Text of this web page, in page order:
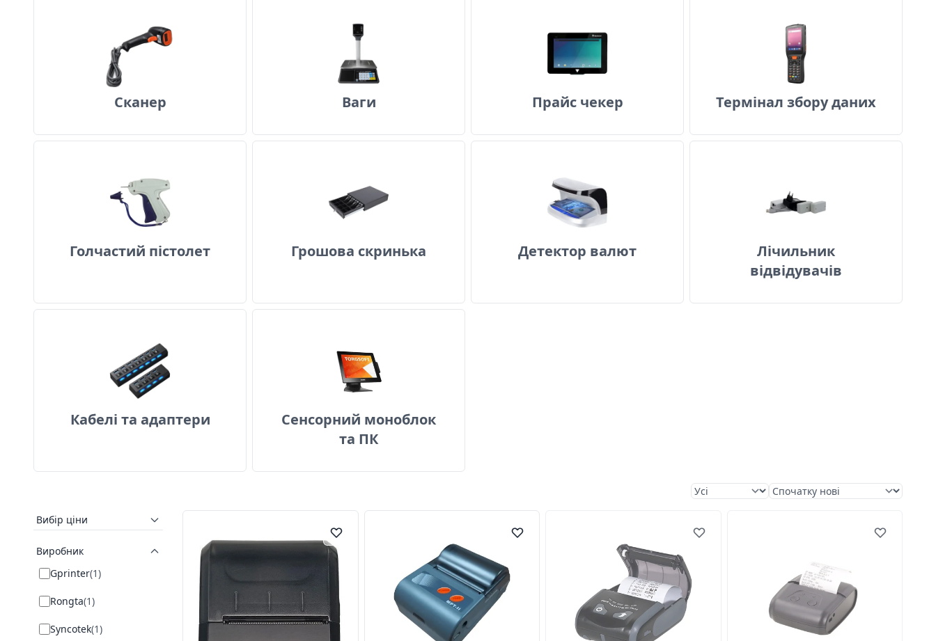
Сканер Ваги Прайс чекер Термінал збору даних
Голчастий пістолет Грошова скринька Детектор валют
Лічильник
відвідувачів
Кабелі та адаптери
Сенсорний моноблок
та ПК
Вибір ціни
Виробник
Gprinter(1)
Rongta(1)
Syncotek(1)